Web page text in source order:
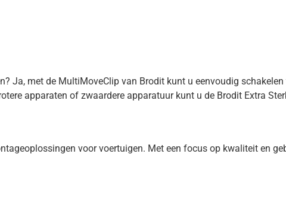
Ja, met de MultiMoveClip van Brodit kunt u eenvoudig
apparaten of zwaardere apparatuur kunt u de Brodit Extra
voor voertuigen. Met een focus op kwaliteit en